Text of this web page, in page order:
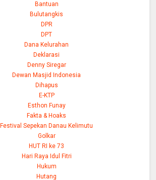
Bantuan
Bulutangkis
DPR
DPT
Dana Kelurahan
Deklarasi
Denny Siregar
Dewan Masjid Indonesia
Dihapus
E-KTP
Esthon Funay
Fakta & Hoaks
Festival Sepekan Danau Kelimutu
Golkar
HUT RI ke 73
Hari Raya Idul Fitri
Hukum
Hutang